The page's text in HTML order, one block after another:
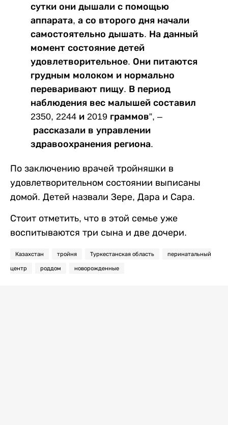
сутки они дышали с помощью
аппарата, а со второго дня начали
самостоятельно дышать. На данный
момент состояние детей
удовлетворительное. Они питаются
грудным молоком и нормально
переваривают пищу. В период
наблюдения вес малышей составил
2350, 2244 и 2019 граммов”, –
рассказали в управлении
здравоохранения региона.
По заключению врачей тройняшки в
удовлетворительном состоянии выписаны
домой. Детей назвали Зере, Дара и Сара.
Стоит отметить, что в этой семье уже
воспитываются три сына и две дочери.
Казахстан тройня Туркестанская область перинатальный
центр роддом новорожденные